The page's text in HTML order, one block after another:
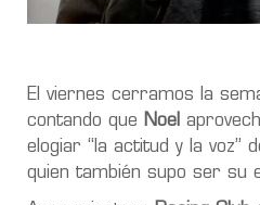
El viernes cerramos la
contando que
Noel
elogiar “la actitud y la voz”
quien también supo ser su